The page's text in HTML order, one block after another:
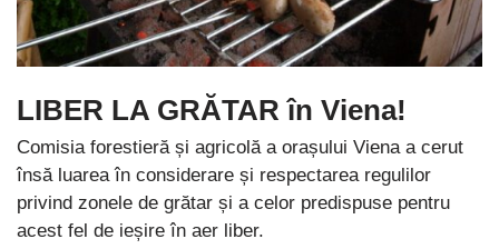
LIBER LA GRĂTAR în Viena!
Comisia forestieră și agricolă a orașului Viena a cerut
însă luarea în considerare și respectarea regulilor
privind zonele de grătar și a celor predispuse pentru
acest fel de ieșire în aer liber.